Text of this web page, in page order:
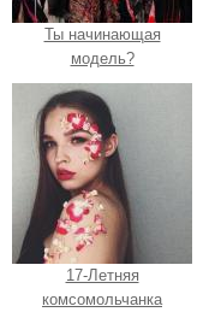
Ты начинающая
модель?
17-Летняя
комсомольчанка